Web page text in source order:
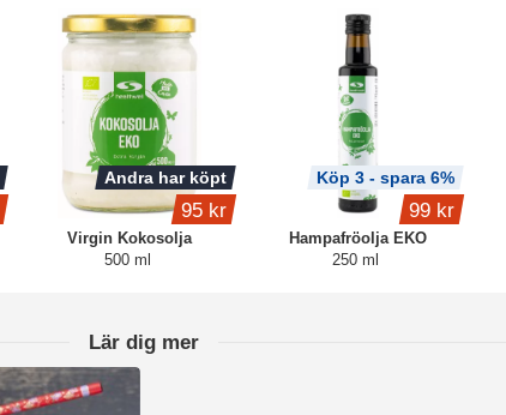
Virgin Kokosolja
500 ml
Andra har köpt
95 kr
Hampafröolja EKO
250 ml
Köp 3 - spara 6%
99 kr
Lär dig mer